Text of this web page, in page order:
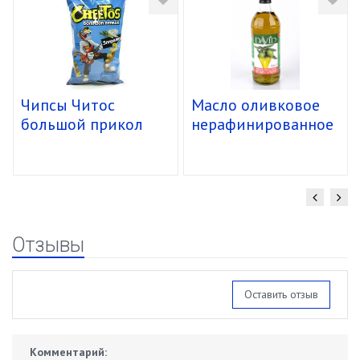
Чипсы Читос
большой прикол
Масло оливковое
нерафинированное
Отзывы
Оставить отзыв
Комментарий: